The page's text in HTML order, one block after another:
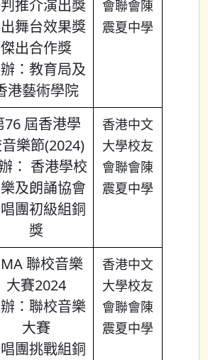
推介演出獎
舞台效果獎
傑出合作獎
：教育局及
港藝術學院
會聯會陳
震夏中學
76 屆香港學
樂節(2024)
： 香港學校
及朗誦協會
團初級組銅
獎
香港中文
大學校友
會聯會陳
震夏中學
聯校音樂
大賽2024
：聯校音樂
大賽
團挑戰組銅
香港中文
大學校友
會聯會陳
震夏中學